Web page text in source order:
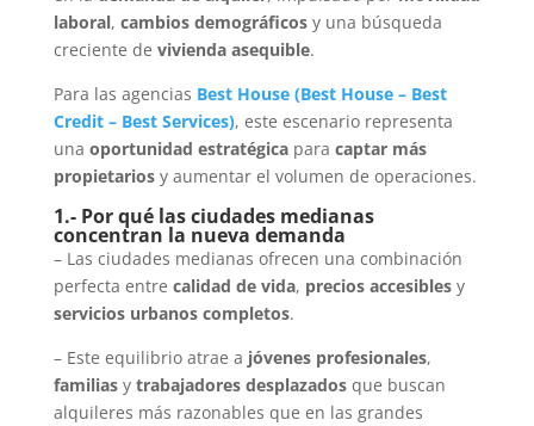
laboral, cambios demográficosy una búsqueda
creciente de vivienda asequible.
Para las agencias Best House (Best House– Best
Credit– Best Services), este escenario representa
una oportunidad estratégicapara captar más
propietariosy aumentar el volumen de operaciones.
1.- Por qué las ciudades medianas
concentran la nueva demanda
– Las ciudades medianas ofrecen una combinación
perfecta entre calidad de vida, precios accesiblesy
servicios urbanos completos.
– Este equilibrio atrae a jóvenes profesionales,
familiasy trabajadores desplazadosque buscan
alquileres más razonables que en las grandes